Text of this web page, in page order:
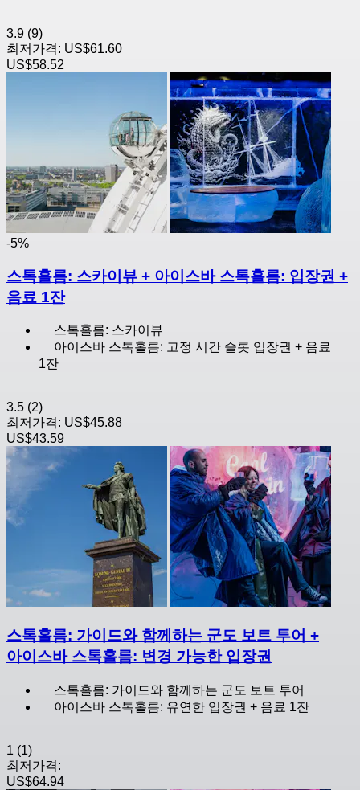
3.9 (9)
최저가격: US$61.60
US$58.52
-5%
스톡홀름: 스카이뷰 + 아이스바 스톡홀름: 입장권 +
음료 1잔
스톡홀름: 스카이뷰
아이스바 스톡홀름: 고정 시간 슬롯 입장권 + 음료
1잔
3.5 (2)
최저가격: US$45.88
US$43.59
스톡홀름: 가이드와 함께하는 군도 보트 투어 +
아이스바 스톡홀름: 변경 가능한 입장권
스톡홀름: 가이드와 함께하는 군도 보트 투어
아이스바 스톡홀름: 유연한 입장권 + 음료 1잔
1 (1)
최저가격:
US$64.94